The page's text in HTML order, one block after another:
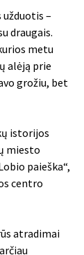
–
draugais.
metu
alėją prie
grožiu, bet
istorijos
miesto
paieška“,
centro
atradimai